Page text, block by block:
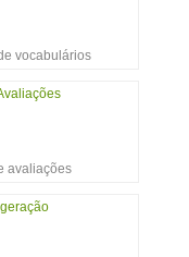
vocabulários
avaliações